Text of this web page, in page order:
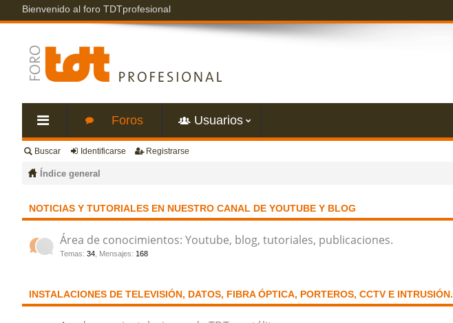
Bienvenido al foro TDTprofesional
nl
es
rá
pi
Foros Usuarios
Buscar Identificarse Registrarse
Índice general
NOTICIAS Y TUTORIALES EN NUESTRO CANAL DE YOUTUBE Y BLOG
Área de conocimientos: Youtube, blog, tutoriales, publicaciones.
Temas: 34 Mensajes: 168
INSTALACIONES DE TELEVISIÓN, DATOS, FIBRA ÓPTICA, PORTEROS, CCTV E INTRUSIÓN.